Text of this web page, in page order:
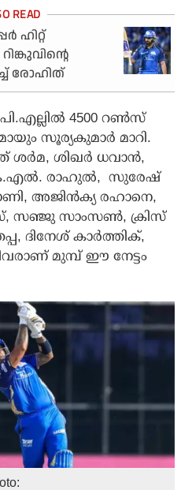
ഹിറ്റ്
രോഹിത്
4500 റണ്‍സ്
സൂര്യകുമാര്‍ മാറി.
ശര്‍മ, ശിഖര്‍ ധവാന്‍,
രാഹുല്‍, സുരേഷ്
അജിന്‍ക്യ രഹാനെ,
സഞ്ജു സാംസണ്‍, ക്രിസ്
ദിനേശ് കാര്‍ത്തിക്,
മുമ്പ് ഈ നേട്ടം